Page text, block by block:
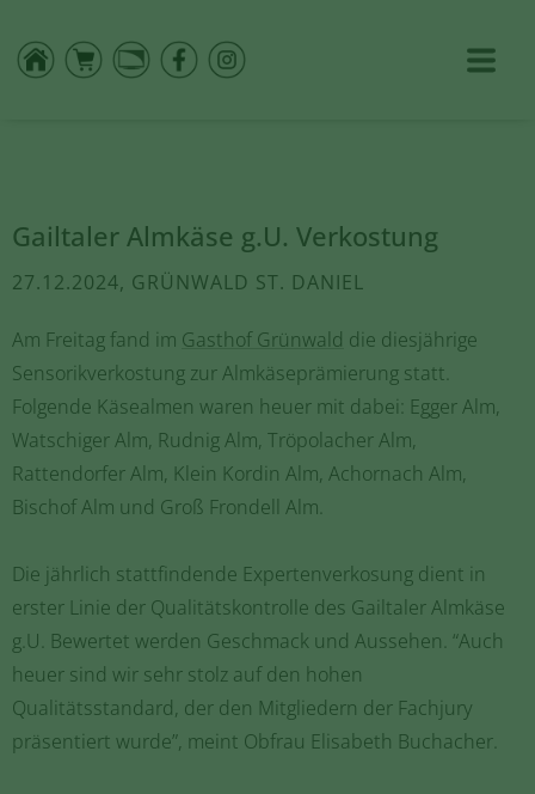
Gailtaler Almkäse g.U. Verkostung
27.12.2024, GRÜNWALD ST. DANIEL
Am Freitag fand im Gasthof Grünwald die diesjährige
Sensorikverkostung zur Almkäseprämierung statt.
Folgende Käsealmen waren heuer mit dabei: Egger Alm,
Watschiger Alm, Rudnig Alm, Tröpolacher Alm,
Rattendorfer Alm, Klein Kordin Alm, Achornach Alm,
Bischof Alm und Groß Frondell Alm.
Die jährlich stattfindende Expertenverkosung dient in
erster Linie der Qualitätskontrolle des Gailtaler Almkäse
g.U. Bewertet werden Geschmack und Aussehen. “Auch
heuer sind wir sehr stolz auf den hohen
Qualitätsstandard, der den Mitgliedern der Fachjury
präsentiert wurde”, meint Obfrau Elisabeth Buchacher.